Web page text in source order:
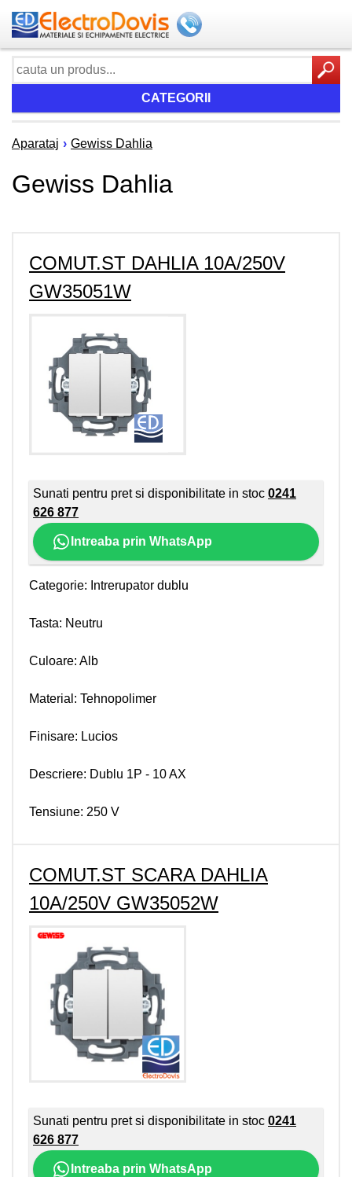
CATEGORII
Aparataj › Gewiss Dahlia
Gewiss Dahlia
COMUT.ST DAHLIA 10A/250V
GW35051W
Sunati pentru pret si disponibilitate in stoc 0241
626 877
Intreaba prin WhatsApp
Categorie: Intrerupator dublu
Tasta: Neutru
Culoare: Alb
Material: Tehnopolimer
Finisare: Lucios
Descriere: Dublu 1P - 10 AX
Tensiune: 250 V
COMUT.ST SCARA DAHLIA
10A/250V GW35052W
Sunati pentru pret si disponibilitate in stoc 0241
626 877
Intreaba prin WhatsApp